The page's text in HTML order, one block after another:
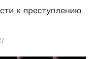
к преступлению